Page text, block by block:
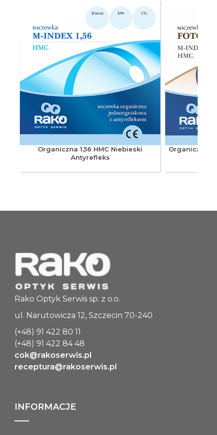
-2.50
---
G7A60 +2.50/-2.25
+2.50
-2.25
---
G7A60 +2.50/-2.75
60
+2.50
-2.75
---
---
60
Organiczna 1,56 HMC Niebieski
Antyrefleks
Organiczna
Rako Optyk Serwis sp. z o.o.
ul. Narutowicza 12, Szczecin 70-240
(+48) 91 422 80 11
(+48) 91 422 84 48
cok@rakoserwis.pl
receptura@rakoserwis.pl
INFORMACJE